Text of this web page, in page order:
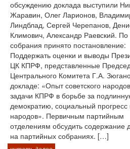
обсуждению доклада выступили
Жаравин, Олег Ларионов,
Линдблад, Сергей Черепанов,
Климович, Александр Раевский. По
собрания принято постановление:
Поддержать оценки и выводы
ЦК КПРФ, представленные
Центрального Комитета Г.А.
докладе: «Опыт советского
задачи КПРФ в борьбе за
демократию, социальный прогресс
народов». Первичным партийным
отделениям обсудить содержание
на партийных собраниях. […]